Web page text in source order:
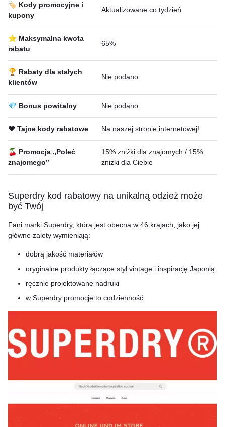
🏷️ Kody promocyjne i
kupony
Aktualizowane co tydzień
⭐ Maksymalna kwota
rabatu
65%
🏆 Rabaty dla stałych
klientów
Nie podano
💎 Bonus powitalny Nie podano
❤️ Tajne kody rabatowe Na naszej stronie internetowej!
🍒 Promocja „Poleć
znajomego”
15% zniżki dla znajomych / 15%
zniżki dla Ciebie
Superdry kod rabatowy na unikalną odzież może
być Twój
Fani marki Superdry, która jest obecna w 46 krajach, jako jej
główne zalety wymieniają:
dobrą jakość materiałów
oryginalne produkty łączące styl vintage i inspirację Japonią
ręcznie projektowane nadruki
w Superdry promocje to codzienność